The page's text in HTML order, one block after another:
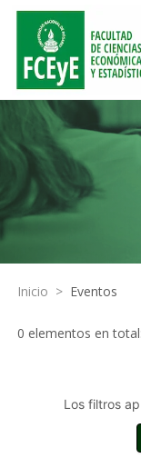
Inicio > Eventos
0 elementos en total:
Los filtros